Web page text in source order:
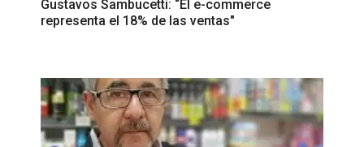
Gustavos Sambucetti: “El e-commerce
representa el 18% de las ventas"